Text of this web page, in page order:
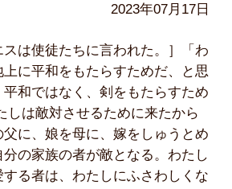
2023年07月17日
スは使徒たちに言われた。］「わ
に平和をもたらすためだ、と思
和ではなく、剣をもたらすため
しは敵対させるために来たから
に、娘を母に、嫁をしゅうとめ
の家族の者が敵となる。わたし
る者は、わたしにふさわしくな